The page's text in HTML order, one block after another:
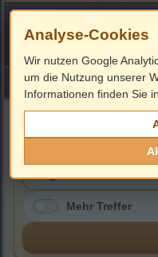
HOME ImpressumLinks
Angelika
Mehr Treffer
Analyse-Cookies
Wir nutzen Google
um die Nutzung unserer
Informationen finden Sie